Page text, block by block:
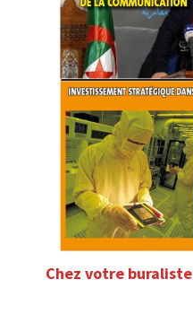
Chez votre buraliste